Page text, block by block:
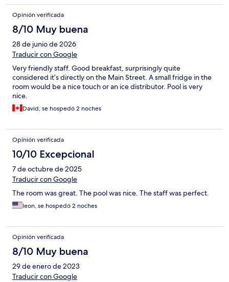
Opinión verificada
8/10 Muy buena
28 de junio de 2026
Traducir con Google
Very friendly staff. Good breakfast, surprisingly quite
considered it’s directly on the Main Street. A small fridge in the
room would be a nice touch or an ice distributor. Pool is very
nice.
David, se hospedó 2 noches
Opinión verificada
10/10 Excepcional
7 de octubre de 2025
Traducir con Google
The room was great. The pool was nice. The staff was perfect.
leon, se hospedó 2 noches
Opinión verificada
8/10 Muy buena
29 de enero de 2023
Traducir con Google